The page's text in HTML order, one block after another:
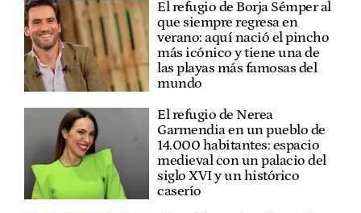
El refugio de Borja Sémper al
que siempre regresa en
verano: aquí nació el pincho
más icónico y tiene una de
las playas más famosas del
mundo
El refugio de Nerea
Garmendia en un pueblo de
14.000 habitantes: espacio
medieval con un palacio del
siglo XVI y un histórico
caserío